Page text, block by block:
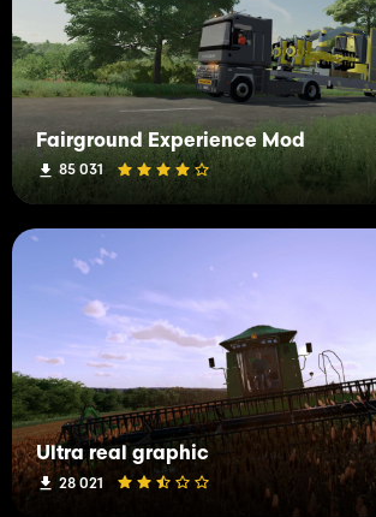
Fairground Experience Mod
85 031
Ultra real graphic
28 021